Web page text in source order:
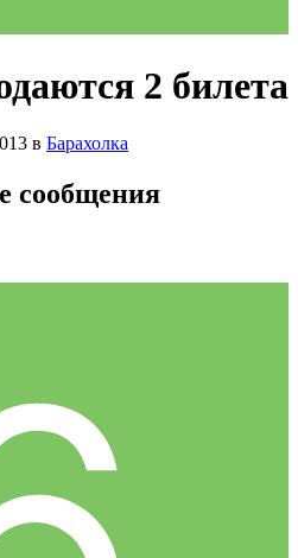
2 билета
в Барахолка
сообщения